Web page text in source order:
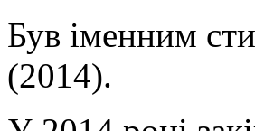
Був іменним
(2014).